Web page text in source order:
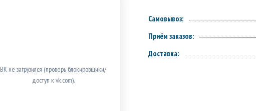
ВК не загрузился (проверь блокировщики/
доступ к vk.com).
Самовывоз:
Приём заказов:
Доставка: